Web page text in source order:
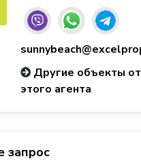
Другие объекты от
этого агента
запрос